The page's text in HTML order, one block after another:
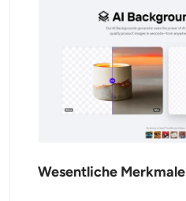
Wesentliche Merkmale